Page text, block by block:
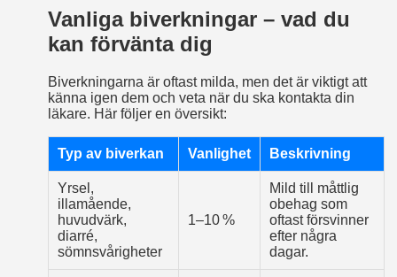
Vanliga biverkningar – vad du
kan förvänta dig
Biverkningarna är oftast milda, men det är viktigt att
känna igen dem och veta när du ska kontakta din
läkare. Här följer en översikt:
Typ av biverkan Vanlighet Beskrivning
Yrsel,
illamående,
huvudvärk,
diarré,
sömnsvårigheter
1–10 %
Mild till måttlig
obehag som
oftast försvinner
efter några
dagar.